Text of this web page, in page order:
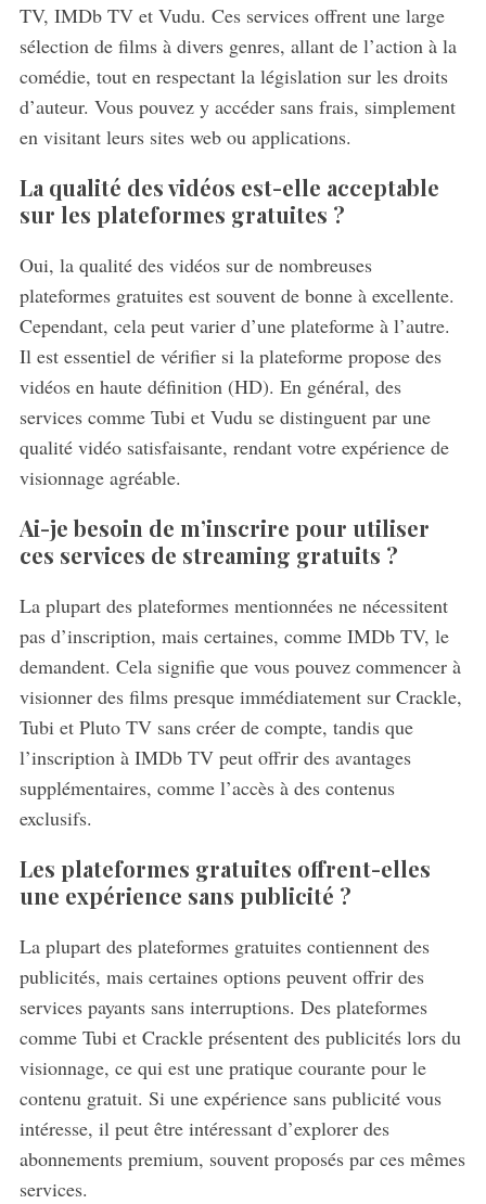
TV, IMDb TV et Vudu. Ces services offrent une large
sélection de films à divers genres, allant de l’action à la
comédie, tout en respectant la législation sur les droits
d’auteur. Vous pouvez y accéder sans frais, simplement
en visitant leurs sites web ou applications.
La qualité des vidéos est-elle acceptable
sur les plateformes gratuites ?
Oui, la qualité des vidéos sur de nombreuses
plateformes gratuites est souvent de bonne à excellente.
Cependant, cela peut varier d’une plateforme à l’autre.
Il est essentiel de vérifier si la plateforme propose des
vidéos en haute définition (HD). En général, des
services comme Tubi et Vudu se distinguent par une
qualité vidéo satisfaisante, rendant votre expérience de
visionnage agréable.
Ai-je besoin de m’inscrire pour utiliser
ces services de streaming gratuits ?
La plupart des plateformes mentionnées ne nécessitent
pas d’inscription, mais certaines, comme IMDb TV, le
demandent. Cela signifie que vous pouvez commencer à
visionner des films presque immédiatement sur Crackle,
Tubi et Pluto TV sans créer de compte, tandis que
l’inscription à IMDb TV peut offrir des avantages
supplémentaires, comme l’accès à des contenus
exclusifs.
Les plateformes gratuites offrent-elles
une expérience sans publicité ?
La plupart des plateformes gratuites contiennent des
publicités, mais certaines options peuvent offrir des
services payants sans interruptions. Des plateformes
comme Tubi et Crackle présentent des publicités lors du
visionnage, ce qui est une pratique courante pour le
contenu gratuit. Si une expérience sans publicité vous
intéresse, il peut être intéressant d’explorer des
abonnements premium, souvent proposés par ces mêmes
services.
a
r
c
f